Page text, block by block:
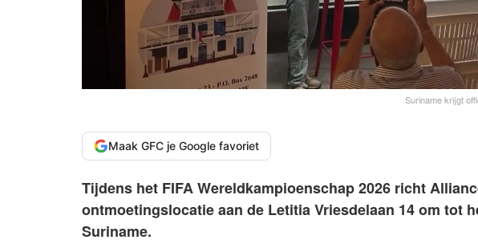
Suriname krijgt
Maak GFC je Google favoriet
Tijdens het FIFA Wereldkampioenschap 2026 richt
ontmoetingslocatie aan de Letitia Vriesdelaan 14 om tot
Suriname.